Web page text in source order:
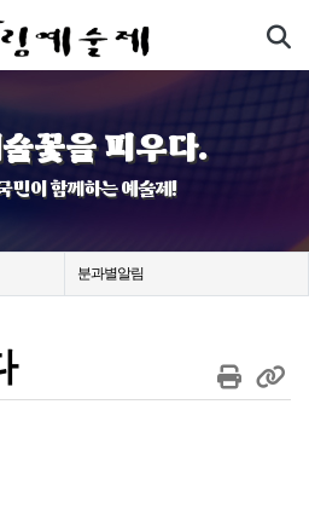
꽃을 피우다.
민이 함께하는 예술제!
분과별알림